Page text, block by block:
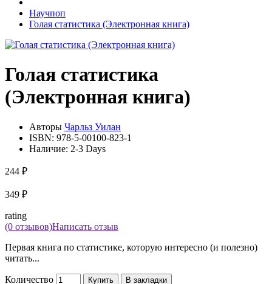
Научпоп
Голая статистика (Электронная книга)
Голая статистика
(Электронная книга)
Авторы Чарльз Уилан
ISBN: 978-5-00100-823-1
Наличие: 2-3 Days
244 ₽
349 ₽
rating
(0 отзывов)Написать отзыв
Первая книга по статистике, которую интересно (и полезно)
читать...
Количество Купить В закладки